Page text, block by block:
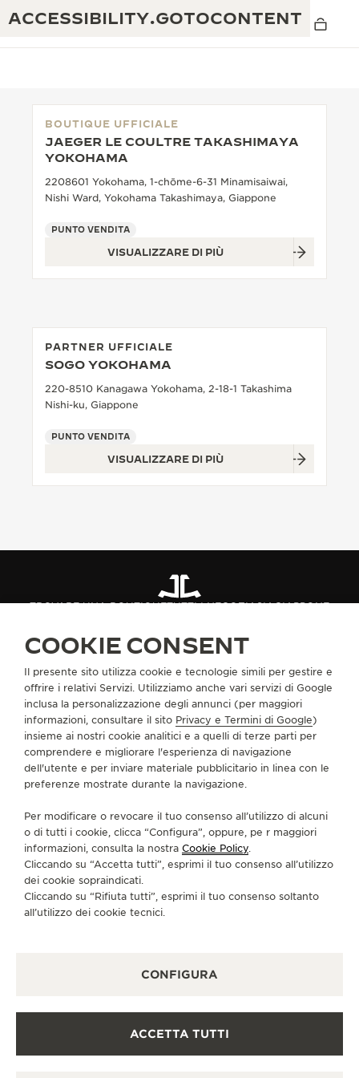
ACCESSIBILITY.GOTOCONTENT
GARANZIA DEI SEGNATEMPO
THE GOLDEN RATIO MUSICAL SHOW
IL REVERSO 1931 CAFÉ
TIMEKEEPER”
REVERSO STORIES
VEDERE TUTTI GLI EVENTI
ECCELLENZA: OLTRE 190 ANNI DI TRADIZIONE
CREATIVITÀ: OLTRE 430 BREVETTI
INGEGNO: OLTRE 1.400 CALIBRI
BOUTIQUE UFFICIALE
JAEGER LE COULTRE TAKASHIMAYA
YOKOHAMA
2208601 Yokohama, 1-chōme-6-31 Minamisaiwai,
Nishi Ward, Yokohama Takashimaya, Giappone
PUNTO VENDITA
VISUALIZZARE DI PIÙ
PARTNER UFFICIALE
SOGO YOKOHAMA
220-8510 Kanagawa Yokohama, 2-18-1 Takashima
Nishi-ku, Giappone
PUNTO VENDITA
VISUALIZZARE DI PIÙ
TROVARE UNA BOUTIQUETUTTI I NEGOZIASIAGIAPPONE
VAI ALLA PAGINA INSTAGRAM DI JAEGER-
VAI ALLA PAGINA LINKEDIN DI JAEGER-
VAI ALLA PAGINA FACEBOOK DI
VAI ALLA PAGINA YOUTUBE
VAI ALLA PAGINA
VAI ALLA PAGINA
ISCRIVERSI ALLA NEWSLETTER
INFORMAZIONI SU DI NOI
SERVIZI
CONTATTI
INFORMATIVA SUI COOKIE
COOKIE CONSENT
Il presente sito utilizza cookie e tecnologie simili per gestire e
offrire i relativi Servizi. Utilizziamo anche vari servizi di Google
inclusa la personalizzazione degli annunci (per maggiori
informazioni, consultare il sito Privacy e Termini di Google)
insieme ai nostri cookie analitici e a quelli di terze parti per
comprendere e migliorare l'esperienza di navigazione
dell'utente e per inviare materiale pubblicitario in linea con le
preferenze mostrate durante la navigazione.
Per modificare o revocare il tuo consenso all’utilizzo di alcuni
o di tutti i cookie, clicca “Configura”, oppure, pe r maggiori
informazioni, consulta la nostra Cookie Policy.
Cliccando su “Accetta tutti”, esprimi il tuo consenso all’utilizzo
dei cookie sopraindicati.
Cliccando su “Rifiuta tutti”, esprimi il tuo consenso soltanto
all’utilizzo dei cookie tecnici.
CONFIGURA
ACCETTA TUTTI